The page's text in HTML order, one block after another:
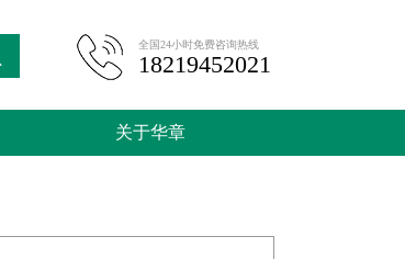
全国24小时免费咨询热线
18219452021
关于华章